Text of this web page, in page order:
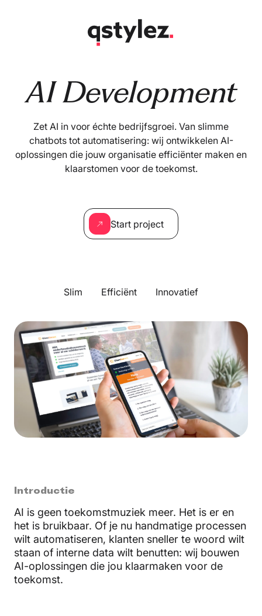
AI Development
Zet AI in voor échte bedrijfsgroei. Van slimme
chatbots tot automatisering: wij ontwikkelen AI-
oplossingen die jouw organisatie efficiënter maken en
klaarstomen voor de toekomst.
Start project
Slim Efficiënt Innovatief
Introductie
AI is geen toekomstmuziek meer. Het is er en
het is bruikbaar. Of je nu handmatige processen
wilt automatiseren, klanten sneller te woord wilt
staan of interne data wilt benutten: wij bouwen
AI-oplossingen die jou klaarmaken voor de
toekomst.